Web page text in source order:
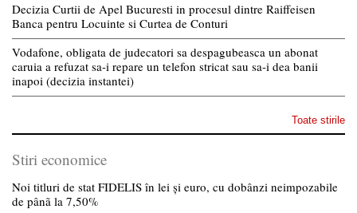
Decizia Curtii de Apel Bucuresti in procesul dintre Raiffeisen
Banca pentru Locuinte si Curtea de Conturi
Vodafone, obligata de judecatori sa despagubeasca un abonat
caruia a refuzat sa-i repare un telefon stricat sau sa-i dea banii
inapoi (decizia instantei)
Toate stirile
Stiri economice
Noi titluri de stat FIDELIS în lei și euro, cu dobânzi neimpozabile
de pânã la 7,50%